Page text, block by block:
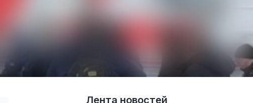
Лента новостей